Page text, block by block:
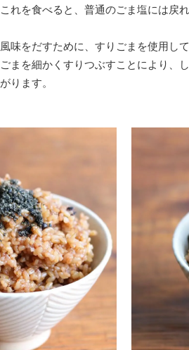
これを食べると、普通のごま塩には戻
風味をだすために、すりごまを使用して
ごまを細かくすりつぶすことにより、
がります。